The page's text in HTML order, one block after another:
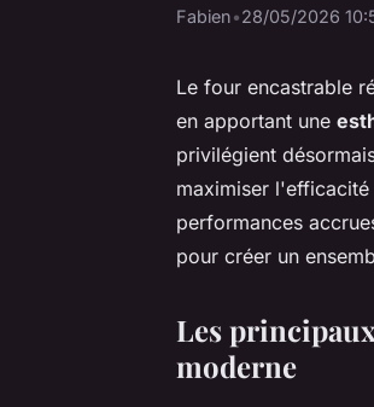
Fabien•28/05/2026
Le four encastrable
en apportant une
privilégient
maximiser
performances
pour créer un
Les
moderne